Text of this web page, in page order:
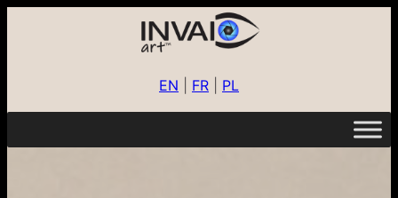
EN FR PL